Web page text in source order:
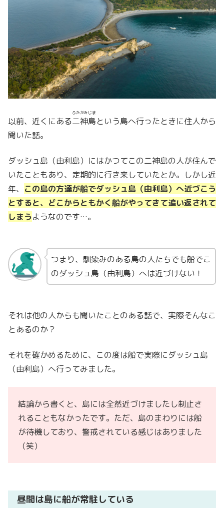
以前、近くにある二神島
ふたがみじま
という島へ行ったときに住人から
聞いた話。
ダッシュ島（由利島）にはかつてこの二神島の人が住んで
いたこともあり、定期的に行き来していたとか。しかし近
年、 この島の方達が船でダッシュ島（由利島）へ近づこう
とすると、どこからともかく船がやってきて追い返されて
しまうようなのです…。
つまり、馴染みのある島の人たちでも船でこ
のダッシュ島（由利島）へは近づけない！
それは他の人からも聞いたことのある話で、実際そんなこ
とあるのか？
それを確かめるために、この度は船で実際にダッシュ島
（由利島）へ行ってみました。
結論から書くと、島には全然近づけましたし制止さ
れることもなかったです。ただ、島のまわりには船
が待機しており、警戒されている感じはありました
（笑）
昼間は島に船が常駐している